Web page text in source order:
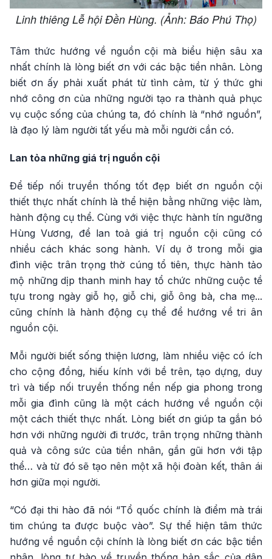
Linh thiêng Lễ hội Đền Hùng. (Ảnh: Báo Phú Thọ)
Tâm thức hướng về nguồn cội mà biểu hiện sâu xa
nhất chính là lòng biết ơn với các bậc tiền nhân. Lòng
biết ơn ấy phải xuất phát từ tình cảm, từ ý thức ghi
nhớ công ơn của những người tạo ra thành quả phục
vụ cuộc sống của chúng ta, đó chính là “nhớ nguồn”,
là đạo lý làm người tất yếu mà mỗi người cần có.
Lan tỏa những giá trị nguồn cội
Để tiếp nối truyền thống tốt đẹp biết ơn nguồn cội
thiết thực nhất chính là thể hiện bằng những việc làm,
hành động cụ thể. Cùng với việc thực hành tín ngưỡng
Hùng Vương, để lan toả giá trị nguồn cội cũng có
nhiều cách khác song hành. Ví dụ ở trong mỗi gia
đình việc trân trọng thờ cúng tổ tiên, thực hành tảo
mộ những dịp thanh minh hay tổ chức những cuộc tề
tựu trong ngày giỗ họ, giỗ chi, giỗ ông bà, cha mẹ...
cũng chính là hành động cụ thể để hướng về tri ân
nguồn cội.
Mỗi người biết sống thiện lương, làm nhiều việc có ích
cho cộng đồng, hiếu kính với bề trên, tạo dựng, duy
trì và tiếp nối truyền thống nền nếp gia phong trong
mỗi gia đình cũng là một cách hướng về nguồn cội
một cách thiết thực nhất. Lòng biết ơn giúp ta gắn bó
hơn với những người đi trước, trân trọng những thành
quả và công sức của tiền nhân, gần gũi hơn với tập
thể… và từ đó sẽ tạo nên một xã hội đoàn kết, thân ái
hơn giữa mọi người.
“Có đại thi hào đã nói “Tổ quốc chính là điểm mà trái
tim chúng ta được buộc vào”. Sự thể hiện tâm thức
hướng về nguồn cội chính là lòng biết ơn các bậc tiền